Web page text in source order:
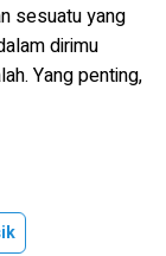
sesuatu yang
dirimu
Yang penting,